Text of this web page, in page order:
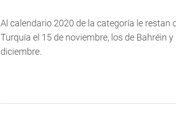
Al calendario 2020 de la categoría le restan
Turquía el 15 de noviembre, los de Bahréin
diciembre.